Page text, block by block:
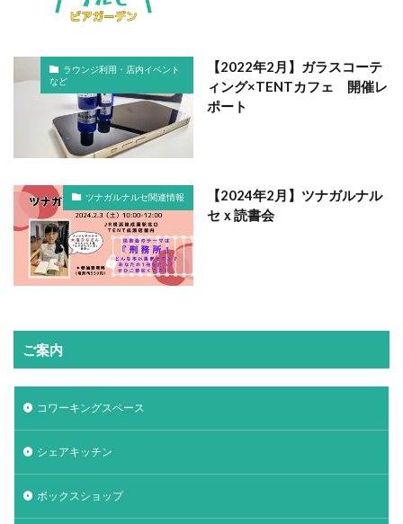
ラウンジ利用・店内イベント
など
【2022年2月】ガラスコーテ
ィング×TENTカフェ 開催レ
ポート
ツナガルナルセ関連情報
【2024年2月】ツナガルナル
セｘ読書会
ご案内
コワーキングスペース
シェアキッチン
ボックスショップ